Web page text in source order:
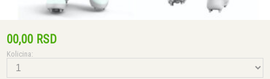
00,00 RSD
Kolicina: